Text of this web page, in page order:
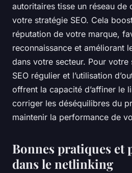
autoritaires tisse un réseau de
votre stratégie SEO. Cela
réputation de votre marque,
reconnaissance et améliorant
dans votre secteur. Pour votre
SEO régulier et l’utilisation
offrent la capacité d’affiner le
corriger les déséquilibres du
maintenir la performance de
Bonnes pratiques et
dans le netlinking